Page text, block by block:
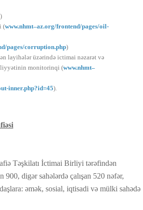
)
(www.nhmt–az.org/frontend/pages/oil-
pages/corruption.php)
layihələr üzərində ictimai nəzarət və
monitorinqi (www.nhmt–
inner.php?id=45).
Təşkilatı İctimai Birliyi tərəfindən
900, digər sahələrdə çalışan 520 nəfər,
əmək, sosial, iqtisadi və mülki sahədə